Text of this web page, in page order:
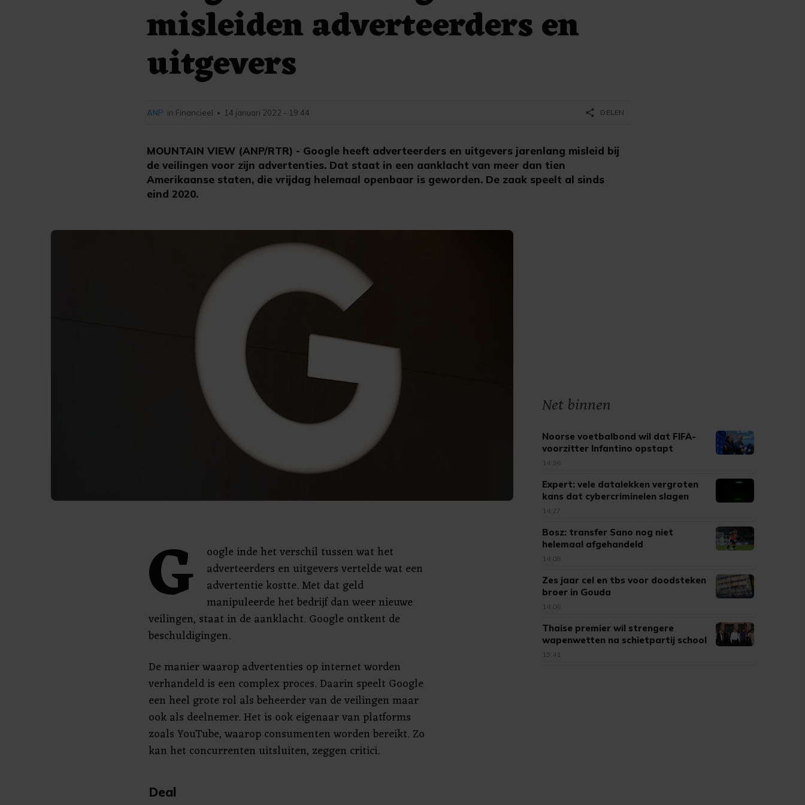
misleiden adverteerders en
uitgevers
MOUNTAIN VIEW (ANP/RTR) - Google heeft adverteerders en uitgevers jarenlang misleid bij
de veilingen voor zijn advertenties. Dat staat in een aanklacht van meer dan tien
Amerikaanse staten, die vrijdag helemaal openbaar is geworden. De zaak speelt al sinds
eind 2020.
ANP in Financieel • 14 januari 2022 - 19:44 share DELEN
G
oogle inde het verschil tussen wat het
adverteerders en uitgevers vertelde wat een
advertentie kostte. Met dat geld
manipuleerde het bedrijf dan weer nieuwe
veilingen, staat in de aanklacht. Google ontkent de
beschuldigingen.
De manier waarop advertenties op internet worden
verhandeld is een complex proces. Daarin speelt Google
een heel grote rol als beheerder van de veilingen maar
ook als deelnemer. Het is ook eigenaar van platforms
zoals YouTube, waarop consumenten worden bereikt. Zo
kan het concurrenten uitsluiten, zeggen critici.
Deal
Net binnen
Noorse voetbalbond wil dat FIFA-
voorzitter Infantino opstapt
14:36
Expert: vele datalekken vergroten
kans dat cybercriminelen slagen
14:27
Bosz: transfer Sano nog niet
helemaal afgehandeld
14:08
Zes jaar cel en tbs voor doodsteken
broer in Gouda
14:06
Thaise premier wil strengere
wapenwetten na schietpartij school
13:41